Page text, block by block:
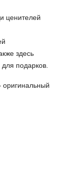
ценителей
здесь
подарков.
оригинальный